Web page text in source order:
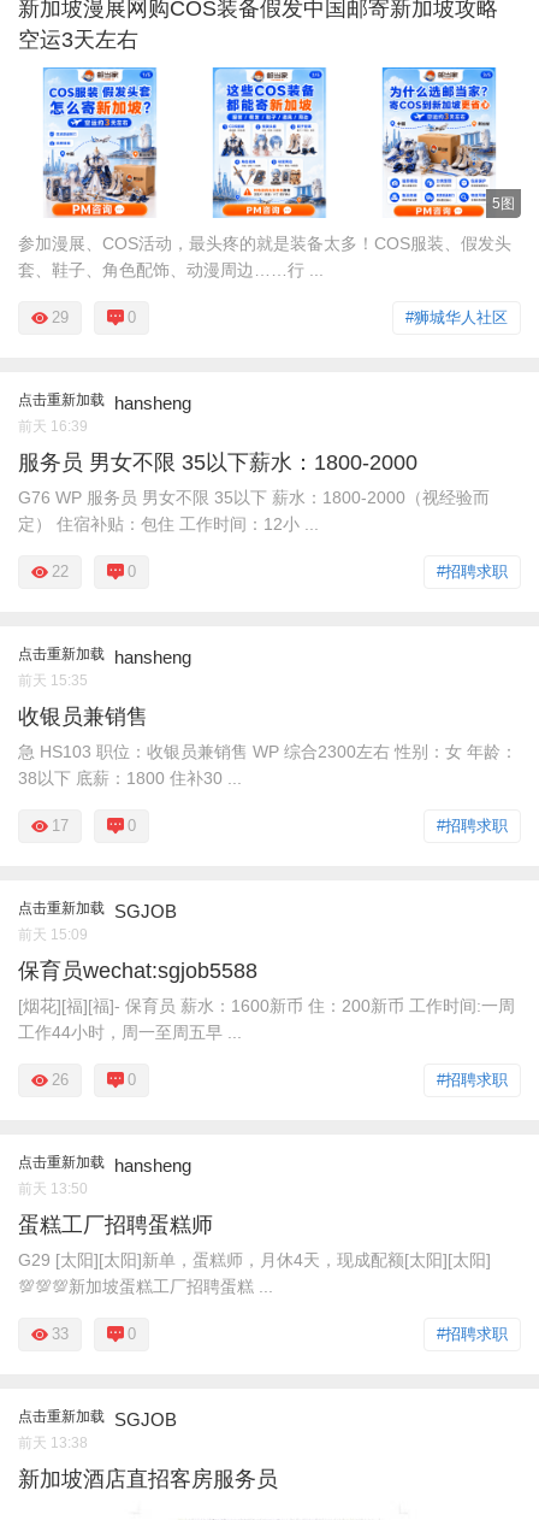
新加坡漫展网购COS装备假发中国邮寄新加坡攻略
空运3天左右
5图
参加漫展、COS活动，最头疼的就是装备太多！COS服装、假发头
套、鞋子、角色配饰、动漫周边……行 ...
#狮城华人社区
29 0
点击重新加载 hansheng
前天 16:39
服务员 男女不限 35以下薪水：1800-2000
G76 WP 服务员 男女不限 35以下 薪水：1800-2000（视经验而
定） 住宿补贴：包住 工作时间：12小 ...
#招聘求职
22 0
点击重新加载 hansheng
前天 15:35
收银员兼销售
急 HS103 职位：收银员兼销售 WP 综合2300左右 性别：女 年龄：
38以下 底薪：1800 住补30 ...
#招聘求职
17 0
点击重新加载 SGJOB
前天 15:09
保育员wechat:sgjob5588
[烟花][福][福]- 保育员 薪水：1600新币 住：200新币 工作时间:一周
工作44小时，周一至周五早 ...
#招聘求职
26 0
点击重新加载 hansheng
前天 13:50
蛋糕工厂招聘蛋糕师
G29 [太阳][太阳]新单，蛋糕师，月休4天，现成配额[太阳][太阳]
💯💯💯新加坡蛋糕工厂招聘蛋糕 ...
#招聘求职
33 0
点击重新加载 SGJOB
前天 13:38
新加坡酒店直招客房服务员